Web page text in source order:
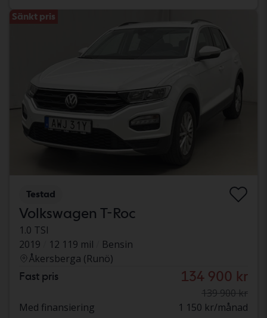
Sänkt pris
Testad
Volkswagen T-Roc
1.0 TSI
2019
12 119 mil
Bensin
Åkersberga (Runö)
Fast pris 134 900 kr
139 900 kr
Med finansiering
1 150 kr/månad